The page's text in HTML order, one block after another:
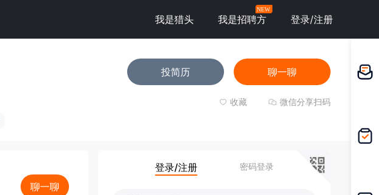
我是猎头 我是招聘方
NEW
登录/注册
投简历 聊一聊
收藏
微信分享扫码
聊一聊
登录/注册 密码登录